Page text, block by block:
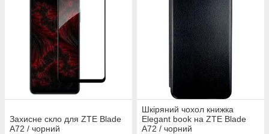
Захисне скло для ZTE Blade
A72 / чорний
Шкіряний чохол книжка
Elegant book на ZTE Blade
A72 / чорний